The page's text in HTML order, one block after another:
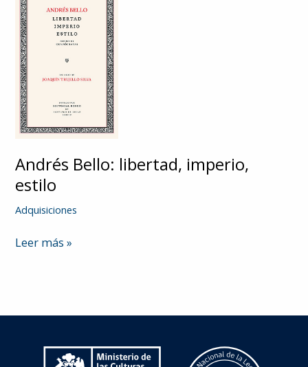
Andrés Bello: libertad, imperio,
estilo
Adquisiciones
Andrés
Leer más »